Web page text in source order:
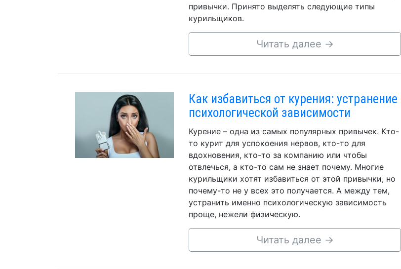
привычки. Принято выделять следующие типы
курильщиков.
Читать далее →
Как избавиться от курения: устранение
психологической зависимости
Курение – одна из самых популярных привычек. Кто-
то курит для успокоения нервов, кто-то для
вдохновения, кто-то за компанию или чтобы
отвлечься, а кто-то сам не знает почему. Многие
курильщики хотят избавиться от этой привычки, но
почему-то не у всех это получается. А между тем,
устранить именно психологическую зависимость
проще, нежели физическую.
Читать далее →